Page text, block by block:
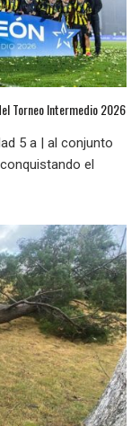
Torneo Intermedio 2026
5 a | al conjunto
el